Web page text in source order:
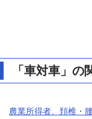
「車対車」の
農業所得者、頚椎・